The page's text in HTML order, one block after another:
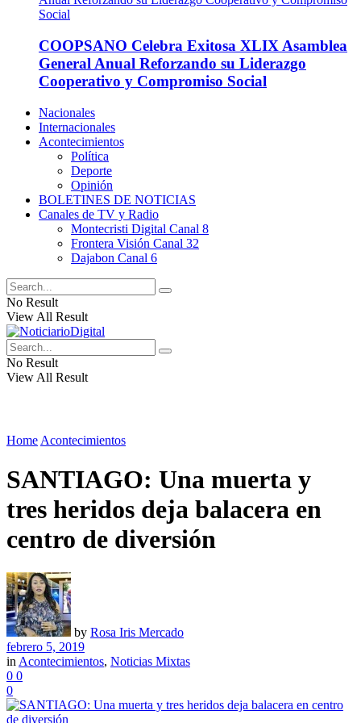
COOPSANO Celebra Exitosa XLIX Asamblea
General Anual Reforzando su Liderazgo
Cooperativo y Compromiso Social
Nacionales
Internacionales
Acontecimientos
Política
Deporte
Opinión
BOLETINES DE NOTICIAS
Canales de TV y Radio
Montecristi Digital Canal 8
Frontera Visión Canal 32
Dajabon Canal 6
No Result
View All Result
No Result
View All Result
Home Acontecimientos
SANTIAGO: Una muerta y
tres heridos deja balacera en
centro de diversión
by Rosa Iris Mercado
febrero 5, 2019
in Acontecimientos, Noticias Mixtas
0 0
0